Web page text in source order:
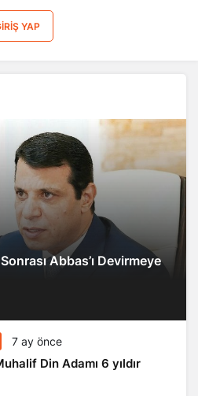
YAP
Abbas’ı Devirmeye
7 ay önce
Din Adamı 6 yıldır